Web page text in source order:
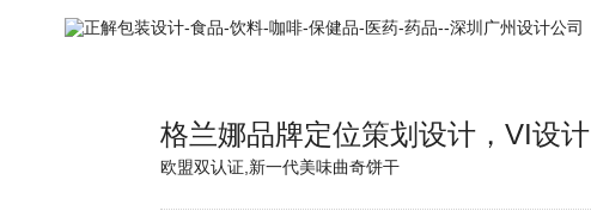
格兰娜品牌定位策划设计，VI设计
欧盟双认证,新一代美味曲奇饼干